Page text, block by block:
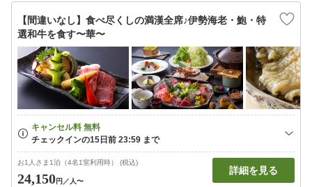
【間違いなし】食べ尽くしの満漢全席♪伊勢海老・鮑・特
選和牛を食す〜華〜
お1人さま1泊（4名1室利用時） (税込)
24,150円 ／人〜
詳細を見る